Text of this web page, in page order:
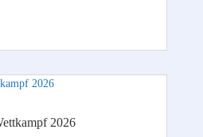
2026